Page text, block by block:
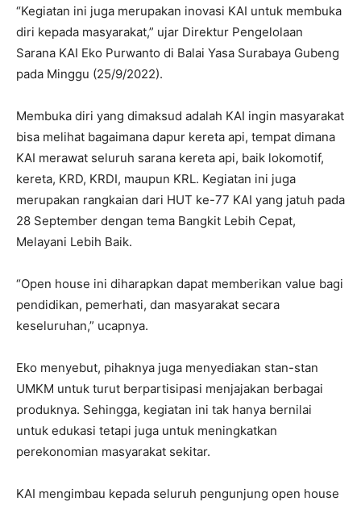
“Kegiatan ini juga merupakan inovasi KAI untuk membuka
diri kepada masyarakat,” ujar Direktur Pengelolaan
Sarana KAI Eko Purwanto di Balai Yasa Surabaya Gubeng
pada Minggu (25/9/2022).
Membuka diri yang dimaksud adalah KAI ingin masyarakat
bisa melihat bagaimana dapur kereta api, tempat dimana
KAI merawat seluruh sarana kereta api, baik lokomotif,
kereta, KRD, KRDI, maupun KRL. Kegiatan ini juga
merupakan rangkaian dari HUT ke-77 KAI yang jatuh pada
28 September dengan tema Bangkit Lebih Cepat,
Melayani Lebih Baik.
“Open house ini diharapkan dapat memberikan value bagi
pendidikan, pemerhati, dan masyarakat secara
keseluruhan,” ucapnya.
Eko menyebut, pihaknya juga menyediakan stan-stan
UMKM untuk turut berpartisipasi menjajakan berbagai
produknya. Sehingga, kegiatan ini tak hanya bernilai
untuk edukasi tetapi juga untuk meningkatkan
perekonomian masyarakat sekitar.
KAI mengimbau kepada seluruh pengunjung open house